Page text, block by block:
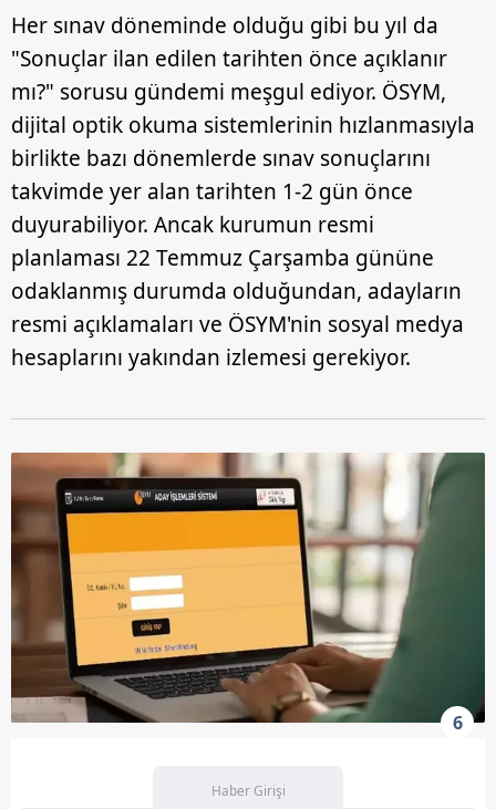
Her sınav döneminde olduğu gibi bu yıl da
"Sonuçlar ilan edilen tarihten önce açıklanır
mı?" sorusu gündemi meşgul ediyor. ÖSYM,
dijital optik okuma sistemlerinin hızlanmasıyla
birlikte bazı dönemlerde sınav sonuçlarını
takvimde yer alan tarihten 1-2 gün önce
duyurabiliyor. Ancak kurumun resmi
planlaması 22 Temmuz Çarşamba gününe
odaklanmış durumda olduğundan, adayların
resmi açıklamaları ve ÖSYM'nin sosyal medya
hesaplarını yakından izlemesi gerekiyor.
6
Haber Girişi